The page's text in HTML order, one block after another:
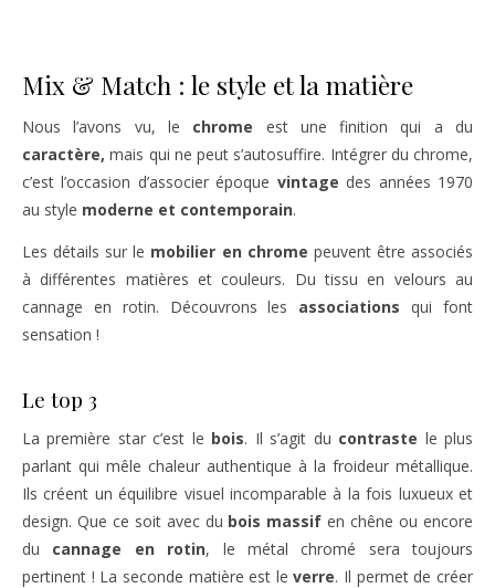
Mix & Match : le style et la matière
Nous l’avons vu, le chrome est une finition qui a du
caractère,mais qui ne peut s’autosuffire. Intégrer du chrome,
c’est l’occasion d’associer époque vintage des années 1970
au style moderne et contemporain.
Les détails sur le mobilier en chrome peuvent être associés
à différentes matières et couleurs. Du tissu en velours au
cannage en rotin. Découvrons les associationsqui font
sensation !
Le top 3
La première star c’est le bois. Il s’agit du contraste le plus
parlant qui mêle chaleur authentique à la froideur métallique.
Ils créent un équilibre visuel incomparable à la fois luxueux et
design. Que ce soit avec du bois massif en chêne ou encore
du cannage en rotin, le métal chromé sera toujours
pertinent ! La seconde matière est leverre. Il permet de créer